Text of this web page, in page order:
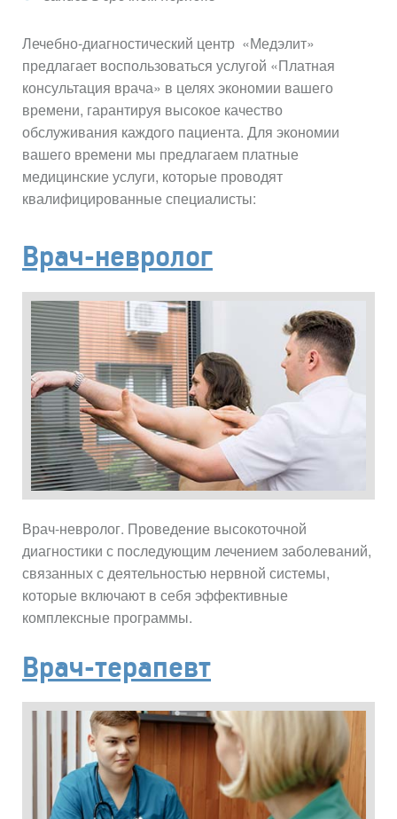
Лечебно-диагностический центр «Медэлит»
предлагает воспользоваться услугой «Платная
консультация врача» в целях экономии вашего
времени, гарантируя высокое качество
обслуживания каждого пациента. Для экономии
вашего времени мы предлагаем платные
медицинские услуги, которые проводят
квалифицированные специалисты:
Врач-невролог
Врач-невролог. Проведение высокоточной
диагностики с последующим лечением заболеваний,
связанных с деятельностью нервной системы,
которые включают в себя эффективные
комплексные программы.
Врач-терапевт